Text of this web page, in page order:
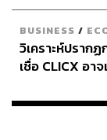
BUSINESS /
วิเคราะห์ปราก
เชื่อ CLICX อา
เรือนไทยที่ถูกซุ